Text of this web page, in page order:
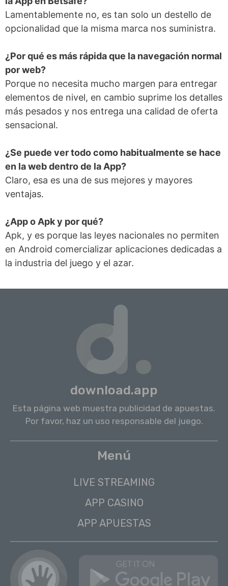
Lamentablemente no, es tan solo un destello de
opcionalidad que la misma marca nos suministra.
¿Por qué es más rápida que la navegación normal
por web?
Porque no necesita mucho margen para entregar
elementos de nivel, en cambio suprime los detalles
más pesados y nos entrega una calidad de oferta
sensacional.
¿Se puede ver todo como habitualmente se hace
en la web dentro de la App?
Claro, esa es una de sus mejores y mayores
ventajas.
¿App o Apk y por qué?
Apk, y es porque las leyes nacionales no permiten
en Android comercializar aplicaciones dedicadas a
la industria del juego y el azar.
download.app
Esta página web muestra publicidad de apuestas.
Por favor, haz un uso responsable del juego.
Menú
LIVE STREAMING
APP CASINO
APP APUESTAS